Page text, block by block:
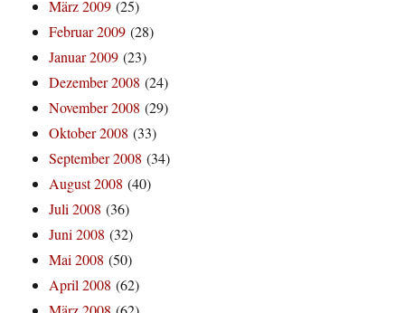
März 2009 (25)
Februar 2009 (28)
Januar 2009 (23)
Dezember 2008 (24)
November 2008 (29)
Oktober 2008 (33)
September 2008 (34)
August 2008 (40)
Juli 2008 (36)
Juni 2008 (32)
Mai 2008 (50)
April 2008 (62)